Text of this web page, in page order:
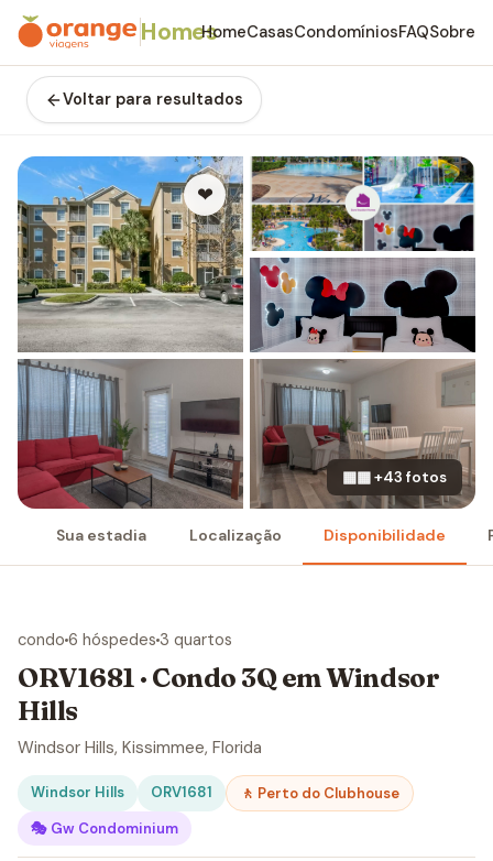
HomesHomeCasasCondomíniosFAQSobre
Voltar para resultados
❤
▦▦ +43 fotos
Sua estadia Localização Disponibilidade
condo 6 hóspedes 3 quartos
ORV1681 · Condo 3Q em Windsor
Hills
Windsor Hills, Kissimmee, Florida
Windsor Hills ORV1681
🚶 Perto do Clubhouse
🎭 Gw Condominium